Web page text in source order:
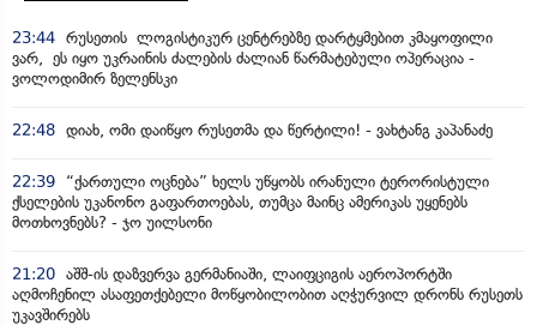
23:44 რუსეთის ლოგისტიკურ ცენტრებზე დარტყმებით კმაყოფილი
ვარ, ეს იყო უკრაინის ძალების ძალიან წარმატებული ოპერაცია -
ვოლოდიმირ ზელენსკი
22:48 დიახ, ომი დაიწყო რუსეთმა და წერტილი! - ვახტანგ კაპანაძე
22:39
“ქართული ოცნება” ხელს უწყობს ირანული ტერორისტული
ქსელების უკანონო გაფართოებას, თუმცა მაინც ამერიკას უყენებს
მოთხოვნებს? - ჯო უილსონი
21:20 აშშ-ის დაზვერვა გერმანიაში, ლაიფციგის აეროპორტში
აღმოჩენილ ასაფეთქებელი მოწყობილობით აღჭურვილ დრონს რუსეთს
უკავშირებს